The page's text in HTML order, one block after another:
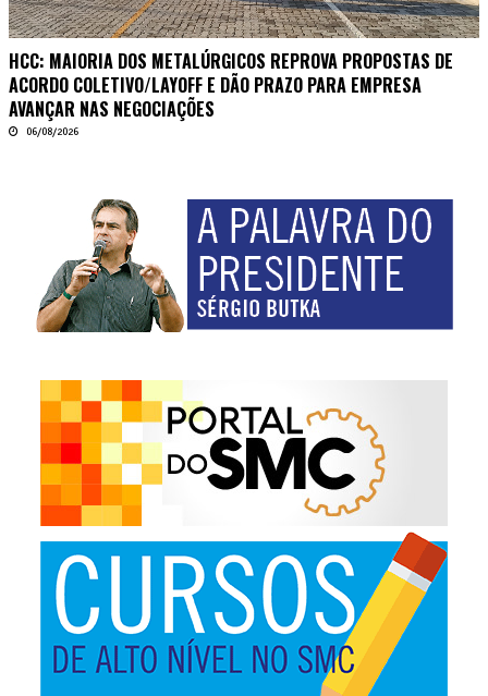
HCC: MAIORIA DOS METALÚRGICOS REPROVA PROPOSTAS DE
ACORDO COLETIVO/LAYOFF E DÃO PRAZO PARA EMPRESA
AVANÇAR NAS NEGOCIAÇÕES
06/08/2026